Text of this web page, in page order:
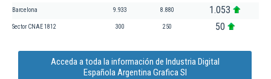
Barcelona 9.933 8.880 1.053
Sector CNAE 1812 300 250 50
Acceda a toda la información de Industria Digital
Española Argentina Grafica Sl